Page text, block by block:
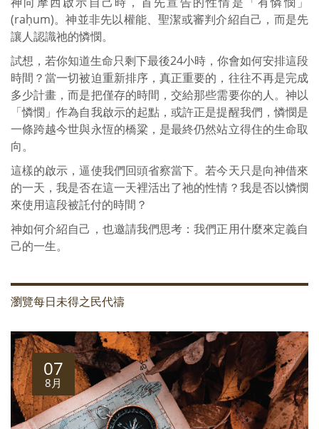
(raḥum)。神並非先以權能、聖潔或審判介紹自己，而是先
讓人認識祂的憐憫。
試想，若你知道生命只剩下最後24小時，你會如何安排這段
時間？當一切被迫重新排序，真正重要的，往往不再是完成
多少計畫，而是把僅存的時間，交給那些需要你的人。神以
「憐憫」作為自我啟示的起點，或許正是提醒我們，憐憫是
一條跨越今世與永恆的橋粱，是最終仍然站立得住的生命取
向。
這樣的啟示，逼使我們回頭省察當下。若今天只是向神借來
的一天，我是否在這一天裡活出了祂的性情？我是否以憐憫
來使用這段被託付的時間？
神如何介紹自己，也邀請我們思考：我們正用什麼來定義自
己的一生。
瀏覽每日未得之民代禱
07
8月